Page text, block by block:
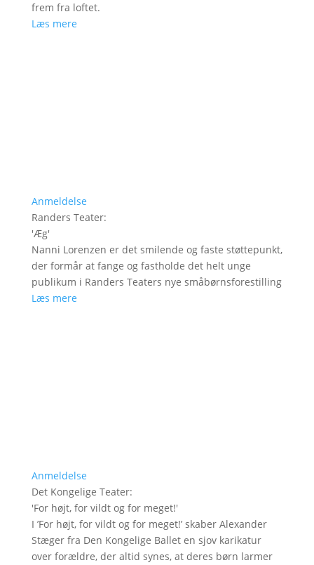
frem fra loftet.
Læs mere
Anmeldelse
Randers Teater:
'Æg'
Nanni Lorenzen er det smilende og faste støttepunkt,
der formår at fange og fastholde det helt unge
publikum i Randers Teaters nye småbørnsforestilling
Læs mere
Anmeldelse
Det Kongelige Teater:
'For højt, for vildt og for meget!'
I ’For højt, for vildt og for meget!’ skaber Alexander
Stæger fra Den Kongelige Ballet en sjov karikatur
over forældre, der altid synes, at deres børn larmer